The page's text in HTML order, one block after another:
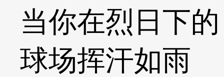
当你在烈日下的
球场挥汗如雨